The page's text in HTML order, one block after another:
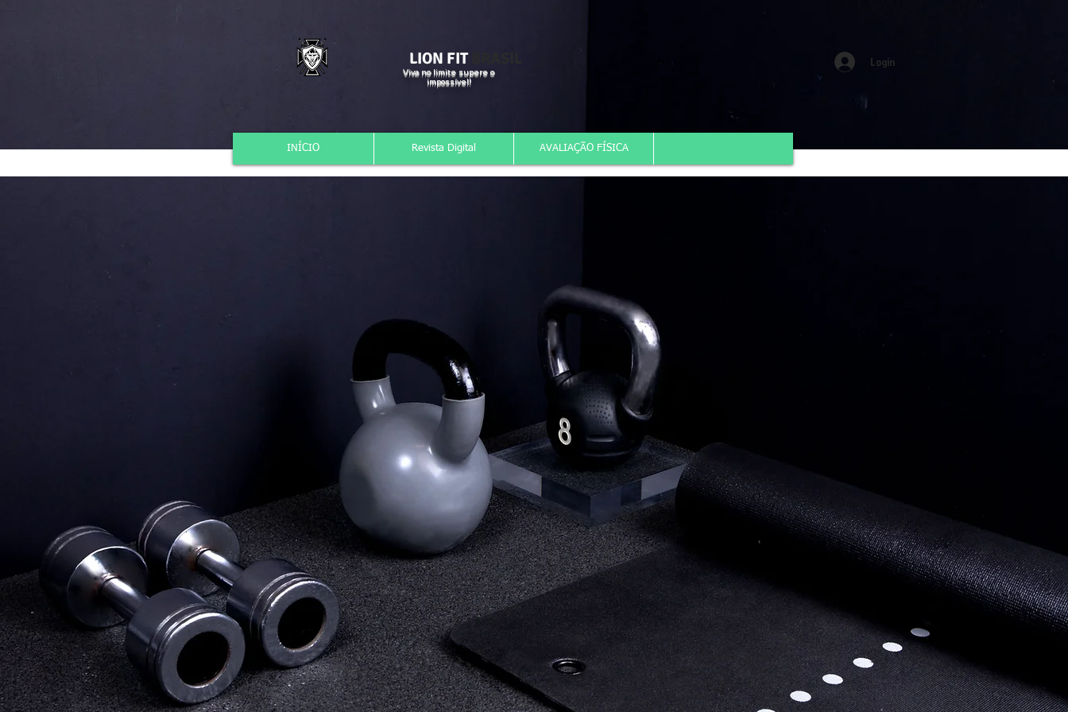
LION FIT
Viva no limite supere o
impossível!
Login
INÍCIO Revista Digital AVALIAÇÃO FÍSICA